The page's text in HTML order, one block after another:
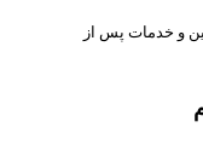
و خدمات پس از